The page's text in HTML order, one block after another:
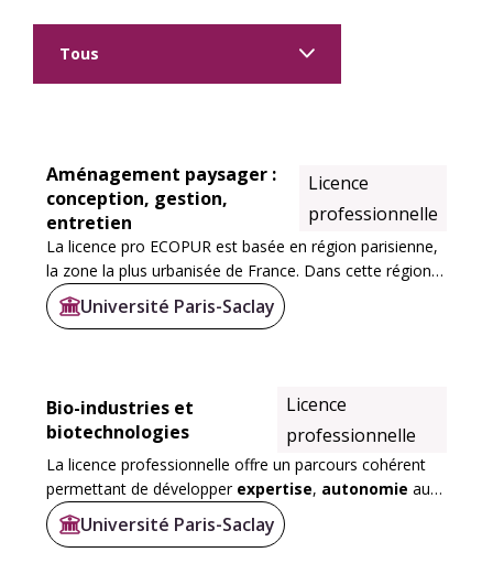
Tous
Aménagement paysager :
conception, gestion,
entretien
Licence
professionnelle
La licence pro ECOPUR est basée en région parisienne,
la zone la plus urbanisée de France. Dans cette région,
les problématiques liées au développement, à la
valorisation et à la gestion des espaces...
Université Paris-Saclay
Bio-industries et
biotechnologies
Licence
professionnelle
La licence professionnelle offre un parcours cohérent
permettant de développer expertise, autonomie au
travers d'une solide formation pratique et
d’enseignements ancrés dans les réalités des...
Université Paris-Saclay